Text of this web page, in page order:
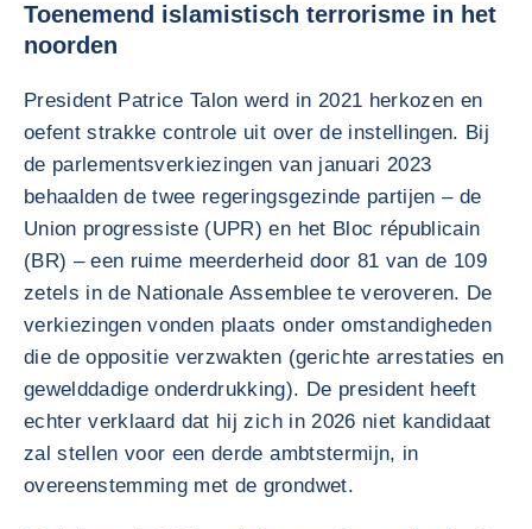
Toenemend islamistisch terrorisme in het
noorden
President Patrice Talon werd in 2021 herkozen en
oefent strakke controle uit over de instellingen. Bij
de parlementsverkiezingen van januari 2023
behaalden de twee regeringsgezinde partijen – de
Union progressiste (UPR) en het Bloc républicain
(BR) – een ruime meerderheid door 81 van de 109
zetels in de Nationale Assemblee te veroveren. De
verkiezingen vonden plaats onder omstandigheden
die de oppositie verzwakten (gerichte arrestaties en
gewelddadige onderdrukking). De president heeft
echter verklaard dat hij zich in 2026 niet kandidaat
zal stellen voor een derde ambtstermijn, in
overeenstemming met de grondwet.